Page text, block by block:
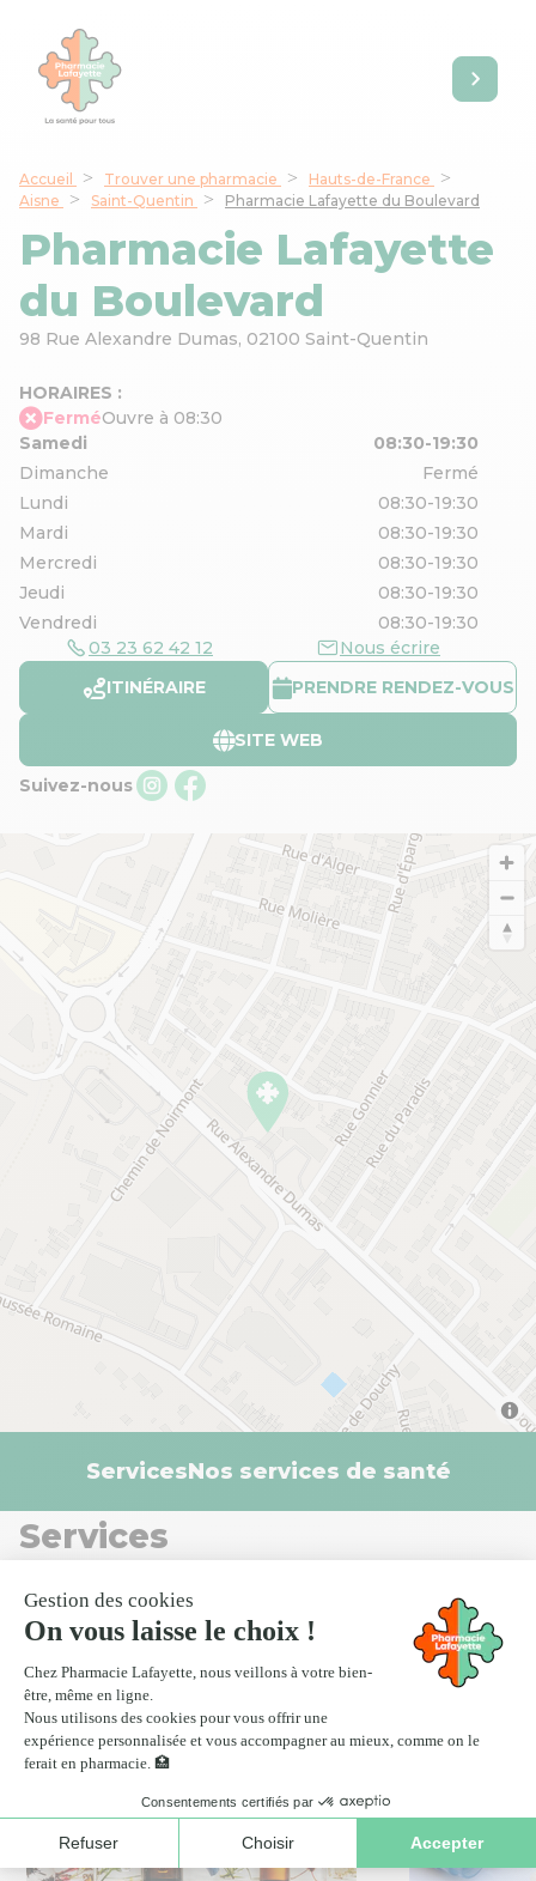
Accueil Trouver une pharmacie
Hauts-de-France
Aisne
Saint-Quentin Pharmacie Lafayette du Boulevard
Pharmacie Lafayette
du Boulevard
98 Rue Alexandre Dumas, 02100 Saint-Quentin
HORAIRES :
FerméOuvre à 08:30
Samedi
08:30-19:30
Dimanche
Fermé
Lundi
08:30-19:30
Mardi
08:30-19:30
Mercredi
08:30-19:30
Jeudi
08:30-19:30
Vendredi
08:30-19:30
03 23 62 42 12
Nous écrire
ITINÉRAIRE
PRENDRE RENDEZ-VOUS
SITE WEB
Suivez-nous
ServicesNos services de santé
Services
Scan ordonnance
Nos services de santé